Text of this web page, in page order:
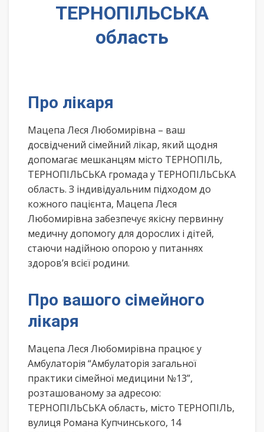
ТЕРНОПІЛЬСЬКА
область
Про лікаря
Мацепа Леся Любомирівна – ваш
досвідчений сімейний лікар, який щодня
допомагає мешканцям місто ТЕРНОПІЛЬ,
ТЕРНОПІЛЬСЬКА громада у ТЕРНОПІЛЬСЬКА
область. З індивідуальним підходом до
кожного пацієнта, Мацепа Леся
Любомирівна забезпечує якісну первинну
медичну допомогу для дорослих і дітей,
стаючи надійною опорою у питаннях
здоров’я всієї родини.
Про вашого сімейного
лікаря
Мацепа Леся Любомирівна працює у
Амбулаторія “Амбулаторія загальної
практики сімейної медицини №13”,
розташованому за адресою:
ТЕРНОПІЛЬСЬКА область, місто ТЕРНОПІЛЬ,
вулиця Романа Купчинського, 14